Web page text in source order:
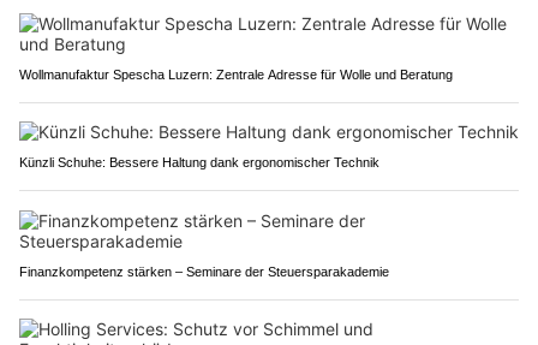
Wollmanufaktur Spescha Luzern: Zentrale Adresse für Wolle und Beratung
Künzli Schuhe: Bessere Haltung dank ergonomischer Technik
Finanzkompetenz stärken – Seminare der Steuersparakademie